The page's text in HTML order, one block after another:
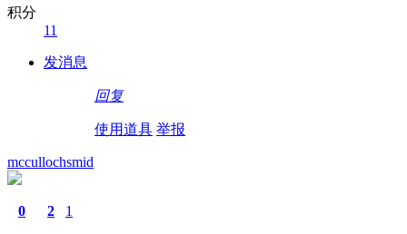
积分
11
发消息
回复
使用道具 举报
mccullochsmid
0 2 1